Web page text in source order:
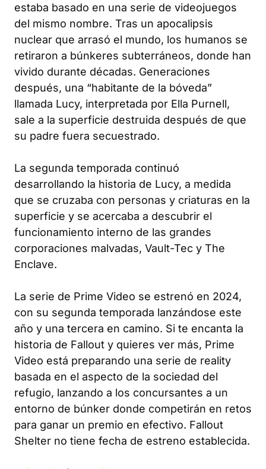
estaba basado en una serie de videojuegos
del mismo nombre. Tras un apocalipsis
nuclear que arrasó el mundo, los humanos se
retiraron a búnkeres subterráneos, donde han
vivido durante décadas. Generaciones
después, una “habitante de la bóveda”
llamada Lucy, interpretada por Ella Purnell,
sale a la superficie destruida después de que
su padre fuera secuestrado.
La segunda temporada continuó
desarrollando la historia de Lucy, a medida
que se cruzaba con personas y criaturas en la
superficie y se acercaba a descubrir el
funcionamiento interno de las grandes
corporaciones malvadas, Vault-Tec y The
Enclave.
La serie de Prime Video se estrenó en 2024,
con su segunda temporada lanzándose este
año y una tercera en camino. Si te encanta la
historia de Fallout y quieres ver más, Prime
Video está preparando una serie de reality
basada en el aspecto de la sociedad del
refugio, lanzando a los concursantes a un
entorno de búnker donde competirán en retos
para ganar un premio en efectivo. Fallout
Shelter no tiene fecha de estreno establecida.